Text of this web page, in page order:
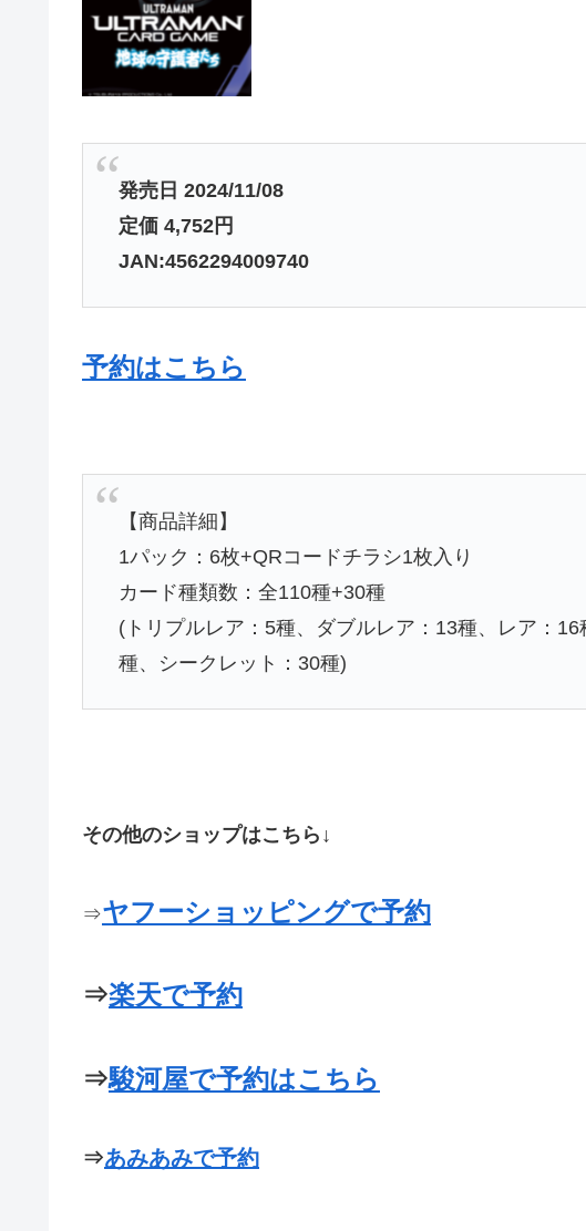
発売日 2024/11/08
定価 4,752円
JAN:4562294009740
予約はこちら
【商品詳細】
1パック：6枚+QRコードチラシ1枚入り
カード種類数：全110種+30種
(トリプルレア：5種、ダブルレア：13種、レア：
種、シークレット：30種)
その他のショップはこちら↓
⇒ヤフーショッピングで予約
⇒楽天で予約
⇒駿河屋で予約はこちら
⇒あみあみで予約